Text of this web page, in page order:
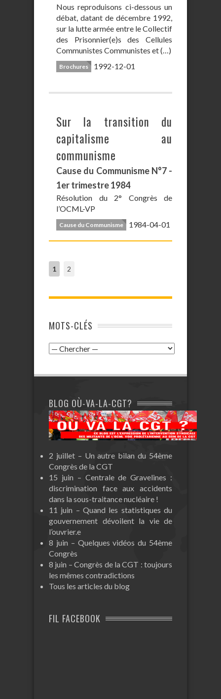
Nous reproduisons ci-dessous un
débat, datant de décembre 1992,
sur la lutte armée entre le Collectif
des Prisonnier(e)s des Cellules
Communistes Communistes et (…)
Brochures 1992-12-01
Sur la transition du
capitalisme au
communisme
Cause du Communisme N°7 -
1er trimestre 1984
Résolution du 2° Congrès de
l’OCML-VP
Cause du Communisme 1984-04-01
1 2
MOTS-CLÉS
BLOG OÙ-VA-LA-CGT?
2 juillet – Un autre bilan du 54ème
Congrès de la CGT
15 juin – Centrale de Gravelines :
discrimination face aux accidents
dans la sous-traitance nucléaire !
11 juin – Quand les statistiques du
gouvernement dévoilent la vie de
l’ouvrier.e
8 juin – Quelques vidéos du 54ème
Congrès
8 juin – Congrès de la CGT : toujours
les mêmes contradictions
Tous les articles du blog
FIL FACEBOOK